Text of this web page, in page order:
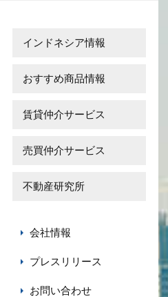
インドネシア情報
おすすめ商品情報
賃貸仲介サービス
売買仲介サービス
不動産研究所
会社情報
プレスリリース
お問い合わせ